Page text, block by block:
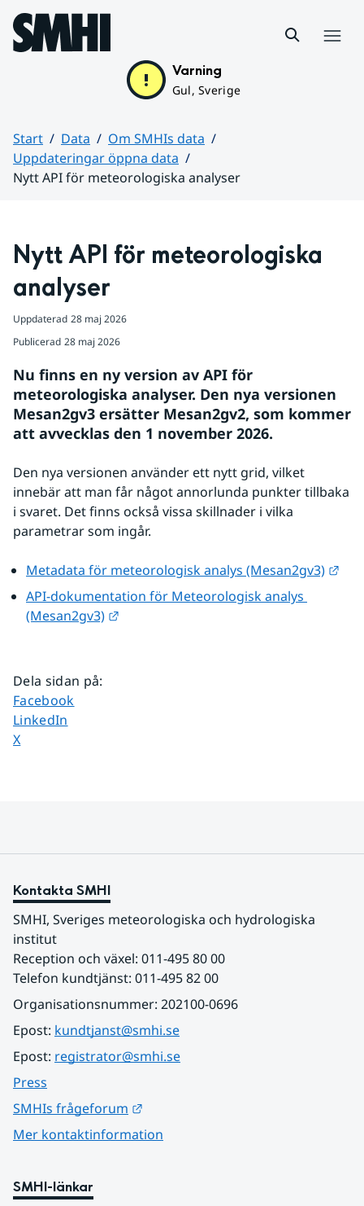
Hoppa till sidans innehåll
Varning
Gul, Sverige
Start Data
Om SMHIs data
Uppdateringar öppna data
Nytt API för meteorologiska analyser
Nytt API för meteorologiska
analyser
Uppdaterad 28 maj 2026
Publicerad 28 maj 2026
Nu finns en ny version av API för
meteorologiska analyser. Den nya versionen
Mesan2gv3 ersätter Mesan2gv2, som kommer
att avvecklas den 1 november 2026.
Den nya versionen använder ett nytt grid, vilket
innebär att man får något annorlunda punkter tillbaka
i svaret. Det finns också vissa skillnader i vilka
parametrar som ingår.
Metadata för meteorologisk analys (Mesan2gv3)
API-dokumentation för Meteorologisk analys
(Mesan2gv3)
Dela sidan på:
Dela sidan på
Facebook
Dela sidan på
LinkedIn
Dela sidan på
X
Kontakta SMHI
SMHI, Sveriges meteorologiska och hydrologiska
institut
Reception och växel: 011-495 80 00
Telefon kundtjänst: 011-495 82 00
Organisationsnummer: 202100-0696
Epost: kundtjanst@smhi.se
Epost: registrator@smhi.se
Press
SMHIs frågeforum
Mer kontaktinformation
SMHI-länkar